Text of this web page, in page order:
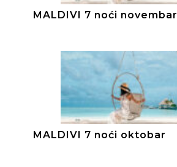
MALDIVI 7 noći novembar
MALDIVI 7 noći oktobar